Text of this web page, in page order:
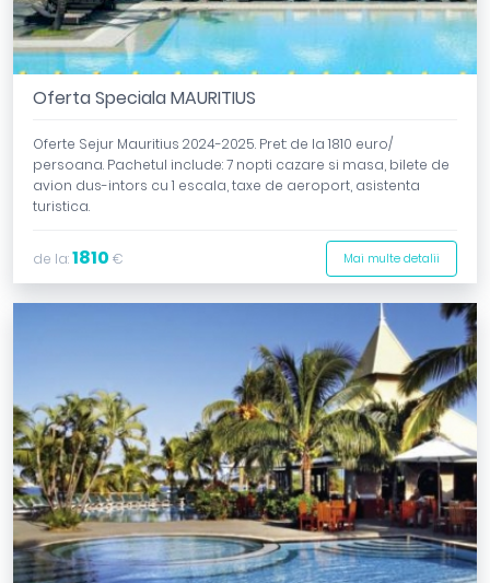
Oferta Speciala MAURITIUS
Oferte Sejur Mauritius 2024-2025. Pret: de la 1810 euro/
persoana. Pachetul include: 7 nopti cazare si masa, bilete de
avion dus-intors cu 1 escala, taxe de aeroport, asistenta
turistica.
de la:1810 € Mai multe detalii